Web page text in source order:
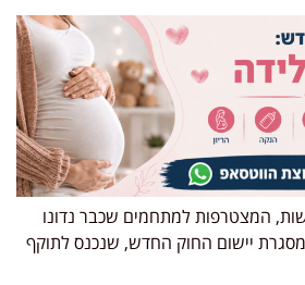
המצטרפות למתחמים שכבר נדונו
יישום החוק החדש, שנכנס לתוקף